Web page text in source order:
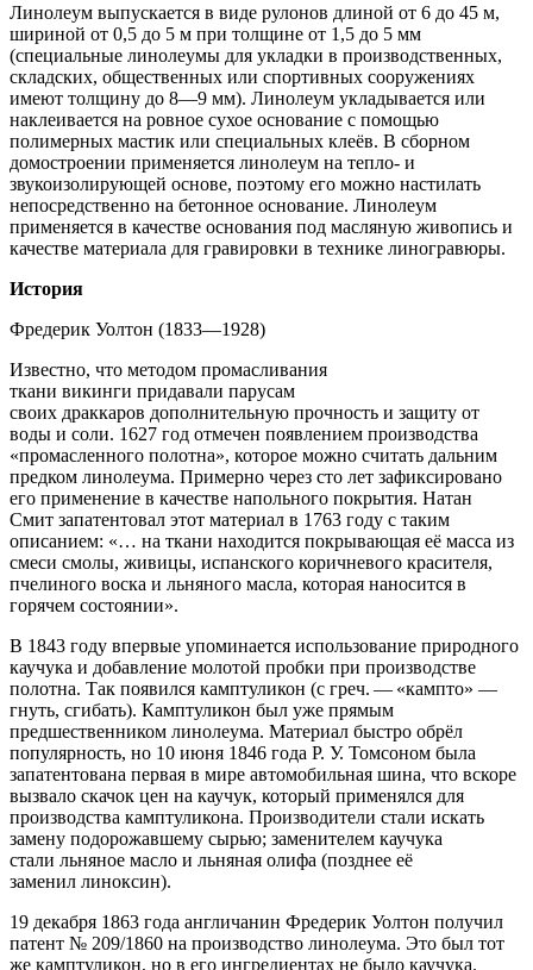
Линолеум выпускается в виде рулонов длиной от 6 до 45 м,
шириной от 0,5 до 5 м при толщине от 1,5 до 5 мм
(специальные линолеумы для укладки в производственных,
складских, общественных или спортивных сооружениях
имеют толщину до 8—9 мм). Линолеум укладывается или
наклеивается на ровное сухое основание с помощью
полимерных мастик или специальных клеёв. В сборном
домостроении применяется линолеум на тепло- и
звукоизолирующей основе, поэтому его можно настилать
непосредственно на бетонное основание. Линолеум
применяется в качестве основания под масляную живопись и
качестве материала для гравировки в технике линогравюры.
История
Фредерик Уолтон (1833—1928)
Известно, что методом промасливания
ткани викинги придавали парусам
своих драккаров дополнительную прочность и защиту от
воды и соли. 1627 год отмечен появлением производства
«промасленного полотна», которое можно считать дальним
предком линолеума. Примерно через сто лет зафиксировано
его применение в качестве напольного покрытия. Натан
Смит запатентовал этот материал в 1763 году с таким
описанием: «… на ткани находится покрывающая её масса из
смеси смолы, живицы, испанского коричневого красителя,
пчелиного воска и льняного масла, которая наносится в
горячем состоянии».
В 1843 году впервые упоминается использование природного
каучука и добавление молотой пробки при производстве
полотна. Так появился камптуликон (с греч. — «кампто» —
гнуть, сгибать). Камптуликон был уже прямым
предшественником линолеума. Материал быстро обрёл
популярность, но 10 июня 1846 года Р. У. Томсоном была
запатентована первая в мире автомобильная шина, что вскоре
вызвало скачок цен на каучук, который применялся для
производства камптуликона. Производители стали искать
замену подорожавшему сырью; заменителем каучука
стали льняное масло и льняная олифа (позднее её
заменил линоксин).
19 декабря 1863 года англичанин Фредерик Уолтон получил
патент № 209/1860 на производство линолеума. Это был тот
же камптуликон, но в его ингредиентах не было каучука.